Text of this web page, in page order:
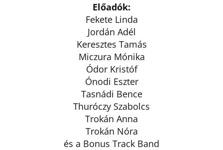
Előadók:
Fekete Linda
Jordán Adél
Keresztes Tamás
Miczura Mónika
Ódor Kristóf
Ónodi Eszter
Tasnádi Bence
Thuróczy Szabolcs
Trokán Anna
Trokán Nóra
és a Bonus Track Band